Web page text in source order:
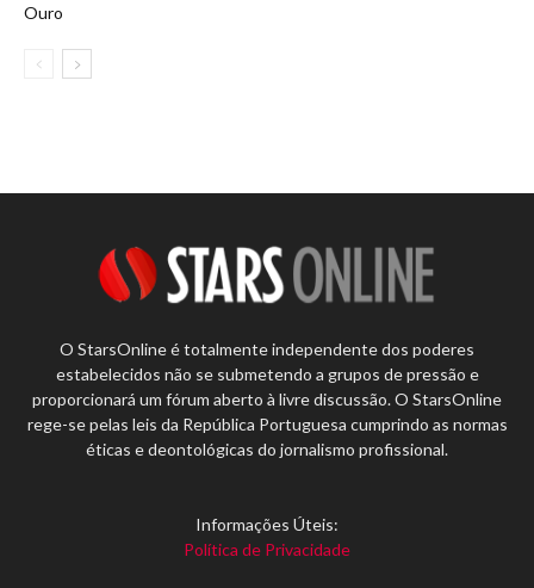
Ouro
O StarsOnline é totalmente independente dos poderes
estabelecidos não se submetendo a grupos de pressão e
proporcionará um fórum aberto à livre discussão. O StarsOnline
rege-se pelas leis da República Portuguesa cumprindo as normas
éticas e deontológicas do jornalismo profissional.
Informações Úteis:
Política de Privacidade